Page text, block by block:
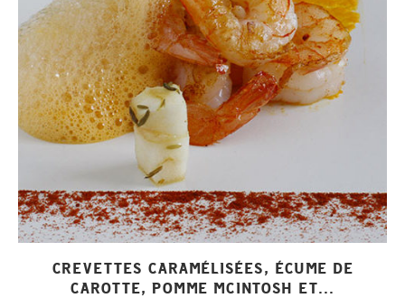
CREVETTES CARAMÉLISÉES, ÉCUME DE
CAROTTE, POMME MCINTOSH ET...